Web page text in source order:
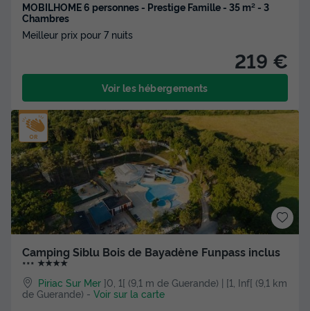
MOBILHOME 6 personnes - Prestige Famille - 35 m² - 3
Chambres
Meilleur prix pour 7 nuits
219 €
Voir les hébergements
Camping Siblu Bois de Bayadène Funpass inclus
*** ★★★★
Piriac Sur Mer ]0, 1[ (9,1 m de Guerande) | [1, Inf[ (9,1 km
de Guerande) - Voir sur la carte